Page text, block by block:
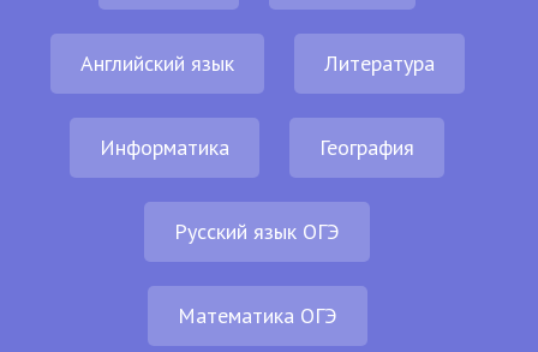
Английский язык Литература
Информатика География
Русский язык ОГЭ
Математика ОГЭ